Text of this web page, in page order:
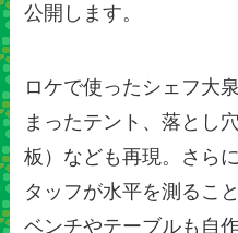
公開します。
ロケで使ったシェフ大
まったテント、落とし
板）なども再現。さら
タッフが水平を測るこ
ベンチやテーブルも自